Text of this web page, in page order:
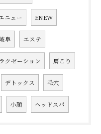
ニュー ENEW
阜 エステ
クゼーション 肩こり
デトックス 毛穴
小顔 ヘッドスパ